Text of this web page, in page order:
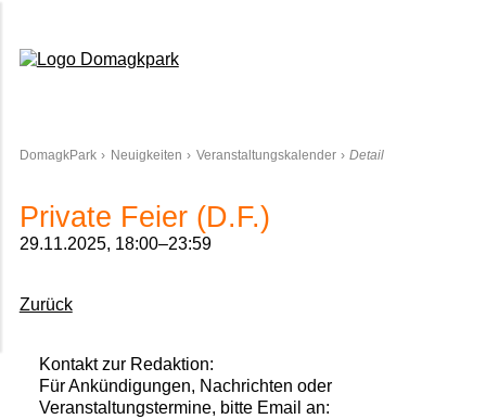
DomagkPark Neuigkeiten Veranstaltungskalender Detail
Private Feier (D.F.)
29.11.2025, 18:00–23:59
Zurück
Kontakt zur Redaktion:
Für Ankündigungen, Nachrichten oder
Veranstaltungstermine, bitte Email an: